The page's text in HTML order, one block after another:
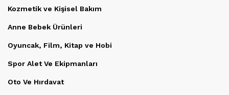
Kozmetik ve Kişisel Bakım
Anne Bebek Ürünleri
Oyuncak, Film, Kitap ve Hobi
Spor Alet Ve Ekipmanları
Oto Ve Hırdavat